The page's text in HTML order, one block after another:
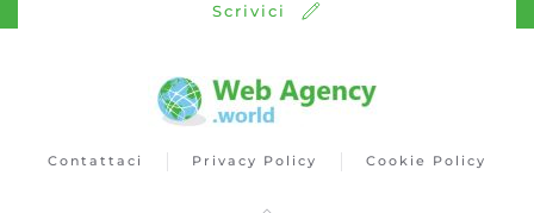
Scrivici
Contattaci Privacy Policy Cookie Policy